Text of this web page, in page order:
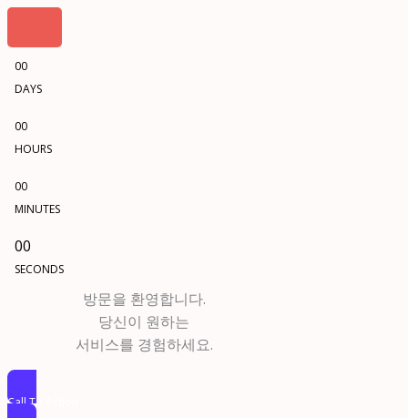
00
DAYS
00
HOURS
00
MINUTES
00
SECONDS
방문을 환영합니다.
당신이 원하는
서비스를 경험하세요.
Call To Action